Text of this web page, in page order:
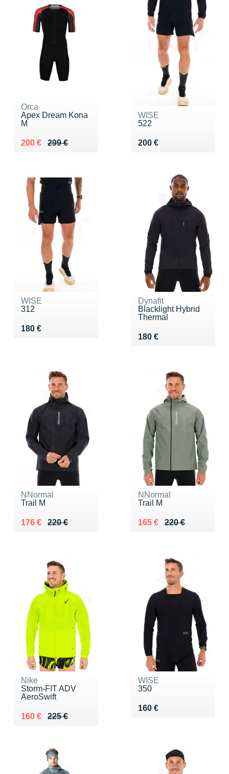
Orca
Apex Dream Kona
M
299 €
Au lieu de 299 €
200 €
Vendu 200 €
WISE
522
200 €
Vendu 200 €
WISE
312
180 €
Vendu 180 €
Dynafit
Blacklight Hybrid
Thermal
180 €
Vendu 180 €
NNormal
Trail M
220 €
Au lieu de 220 €
176 €
Vendu 176 €
NNormal
Trail M
220 €
Au lieu de 220 €
165 €
Vendu 165 €
Nike
Storm-FIT ADV
AeroSwift
225 €
Au lieu de 225 €
160 €
Vendu 160 €
WISE
350
160 €
Vendu 160 €